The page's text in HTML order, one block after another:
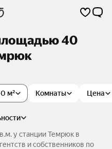
40
Комнаты Цена
м²
у станции Темрюк в
и собственников по